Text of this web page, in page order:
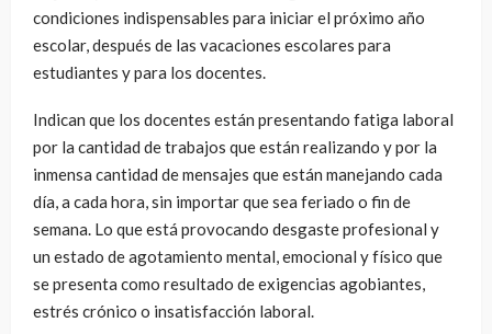
condiciones indispensables para iniciar el próximo año
escolar, después de las vacaciones escolares para
estudiantes y para los docentes.
Indican que los docentes están presentando fatiga laboral
por la cantidad de trabajos que están realizando y por la
inmensa cantidad de mensajes que están manejando cada
día, a cada hora, sin importar que sea feriado o fin de
semana. Lo que está provocando desgaste profesional y
un estado de agotamiento mental, emocional y físico que
se presenta como resultado de exigencias agobiantes,
estrés crónico o insatisfacción laboral.